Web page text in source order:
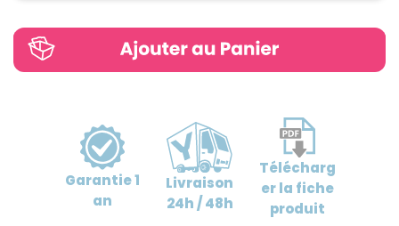
Garantie1
an
Livraison
24h / 48h
Télécharg
erla fiche
produit